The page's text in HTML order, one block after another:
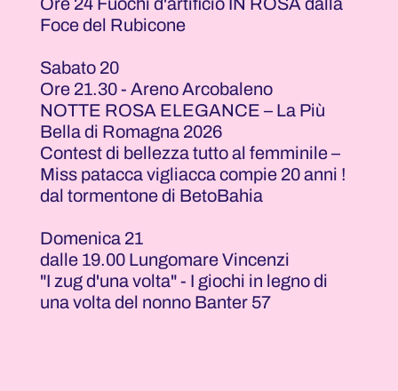
Foce del Rubicone
Sabato 20
Ore 21.30 - Areno Arcobaleno
NOTTE ROSA ELEGANCE – La Più
Bella di Romagna 2026
Contest di bellezza tutto al femminile –
Miss patacca vigliacca compie 20 anni !
dal tormentone di BetoBahia
Domenica 21
dalle 19.00 Lungomare Vincenzi
"I zug d'una volta" - I giochi in legno di
una volta del nonno Banter 57